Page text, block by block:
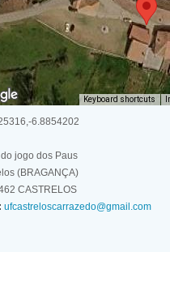
Keyboard shortcuts
6.8854202
jogo dos Paus
(BRAGANÇA)
CASTRELOS
ufcastreloscarrazedo@gmail.com